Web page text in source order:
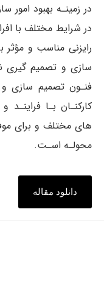
در زمینـه بهبود امور
در شرایط مختلف با
رایزنی مناسب و مؤثر
سازی و تصمیم گیری
فنـون تصمیم سازی
کارکنـان بـا
های مختلف و برای
محولـه اسـت.
دانلود مقاله